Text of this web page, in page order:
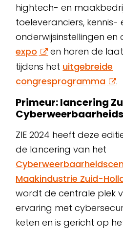
hightech- en
toeleveranciers, kennis-
onderwijsinstellingen en
expo
en horen de
tijdens het uitgebreide
congresprogramma
.
Primeur: lancering
ZIE 2024 heeft deze
de lancering van het
Maakindustrie Zuid-
wordt de centrale plek
ervaring met
keten en is gericht op